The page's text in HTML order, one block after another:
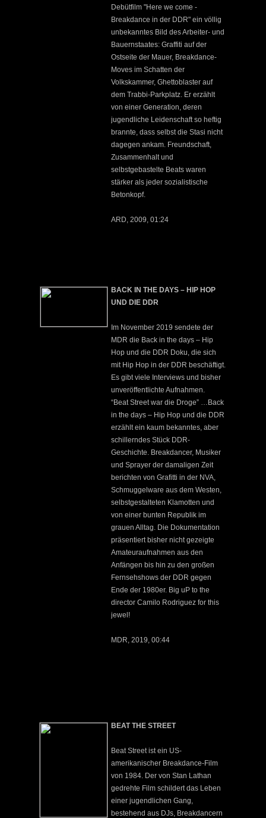
Debütfilm "Here we come -
Breakdance in der DDR" ein völlig
unbekanntes Bild des Arbeiter- und
Bauernstaates: Graffiti auf der
Ostseite der Mauer, Breakdance-
Moves im Schatten der
Volkskammer, Ghettoblaster auf
dem Trabbi-Parkplatz. Er erzählt
von einer Generation, deren
jugendliche Leidenschaft so heftig
brannte, dass selbst die Stasi nicht
dagegen ankam. Freundschaft,
Zusammenhalt und
selbstgebastelte Beats waren
stärker als jeder sozialistische
Betonkopf.
ARD, 2009, 01:24
BACK IN THE DAYS – HIP HOP
UND DIE DDR
Im November 2019 sendete der
MDR die Back in the days – Hip
Hop und die DDR Doku, die sich
mit Hip Hop in der DDR beschäftigt.
Es gibt viele Interviews und bisher
unveröffentlichte Aufnahmen.
“Beat Street war die Droge” …Back
in the days – Hip Hop und die DDR
erzählt ein kaum bekanntes, aber
schillerndes Stück DDR-
Geschichte. Breakdancer, Musiker
und Sprayer der damaligen Zeit
berichten von Grafitti in der NVA,
Schmuggelware aus dem Westen,
selbstgestalteten Klamotten und
von einer bunten Republik im
grauen Alltag. Die Dokumentation
präsentiert bisher nicht gezeigte
Amateuraufnahmen aus den
Anfängen bis hin zu den großen
Fernsehshows der DDR gegen
Ende der 1980er. Big uP to the
director Camilo Rodriguez for this
jewel!
MDR, 2019, 00:44
BEAT THE STREET
Beat Street ist ein US-
amerikanischer Breakdance-Film
von 1984. Der von Stan Lathan
gedrehte Film schildert das Leben
einer jugendlichen Gang,
bestehend aus DJs, Breakdancern